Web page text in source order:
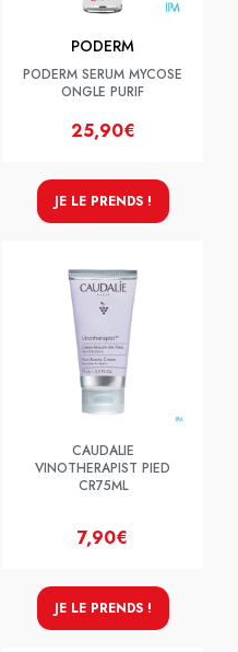
PODERM
PODERM SERUM MYCOSE
ONGLE PURIF
25,90€
JE LE PRENDS !
CAUDALIE
VINOTHERAPIST PIED
CR75ML
7,90€
JE LE PRENDS !